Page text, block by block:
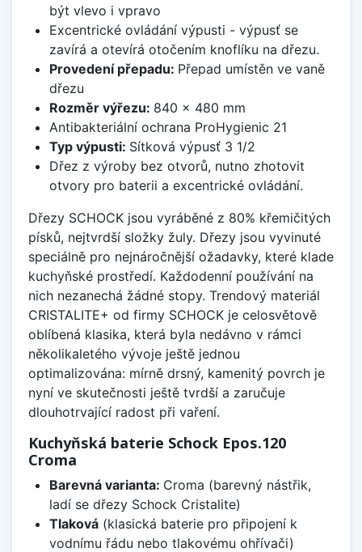
být vlevo i vpravo
Excentrické ovládání výpusti - výpusť se
zavírá a otevírá otočením knoflíku na dřezu.
Provedení přepadu: Přepad umístěn ve vaně
dřezu
Rozměr výřezu: 840 x 480 mm
Antibakteriální ochrana ProHygienic 21
Typ výpusti: Sítková výpusť 3 1/2
Dřez z výroby bez otvorů, nutno zhotovit
otvory pro baterii a excentrické ovládání.
Dřezy SCHOCK jsou vyráběné z 80% křemičitých
písků, nejtvrdší složky žuly. Dřezy jsou vyvinuté
speciálně pro nejnáročnější ožadavky, které klade
kuchyňské prostředí. Každodenní používání na
nich nezanechá žádné stopy. Trendový materiál
CRISTALITE+ od firmy SCHOCK je celosvětově
oblíbená klasika, která byla nedávno v rámci
několikaletého vývoje ještě jednou
optimalizována: mírně drsný, kamenitý povrch je
nyní ve skutečnosti ještě tvrdší a zaručuje
dlouhotrvající radost při vaření.
Kuchyňská baterie Schock Epos.120
Croma
Barevná varianta: Croma (barevný nástřik,
ladí se dřezy Schock Cristalite)
Tlaková(klasická baterie pro připojení k
vodnímu řádu nebo tlakovému ohřívači)